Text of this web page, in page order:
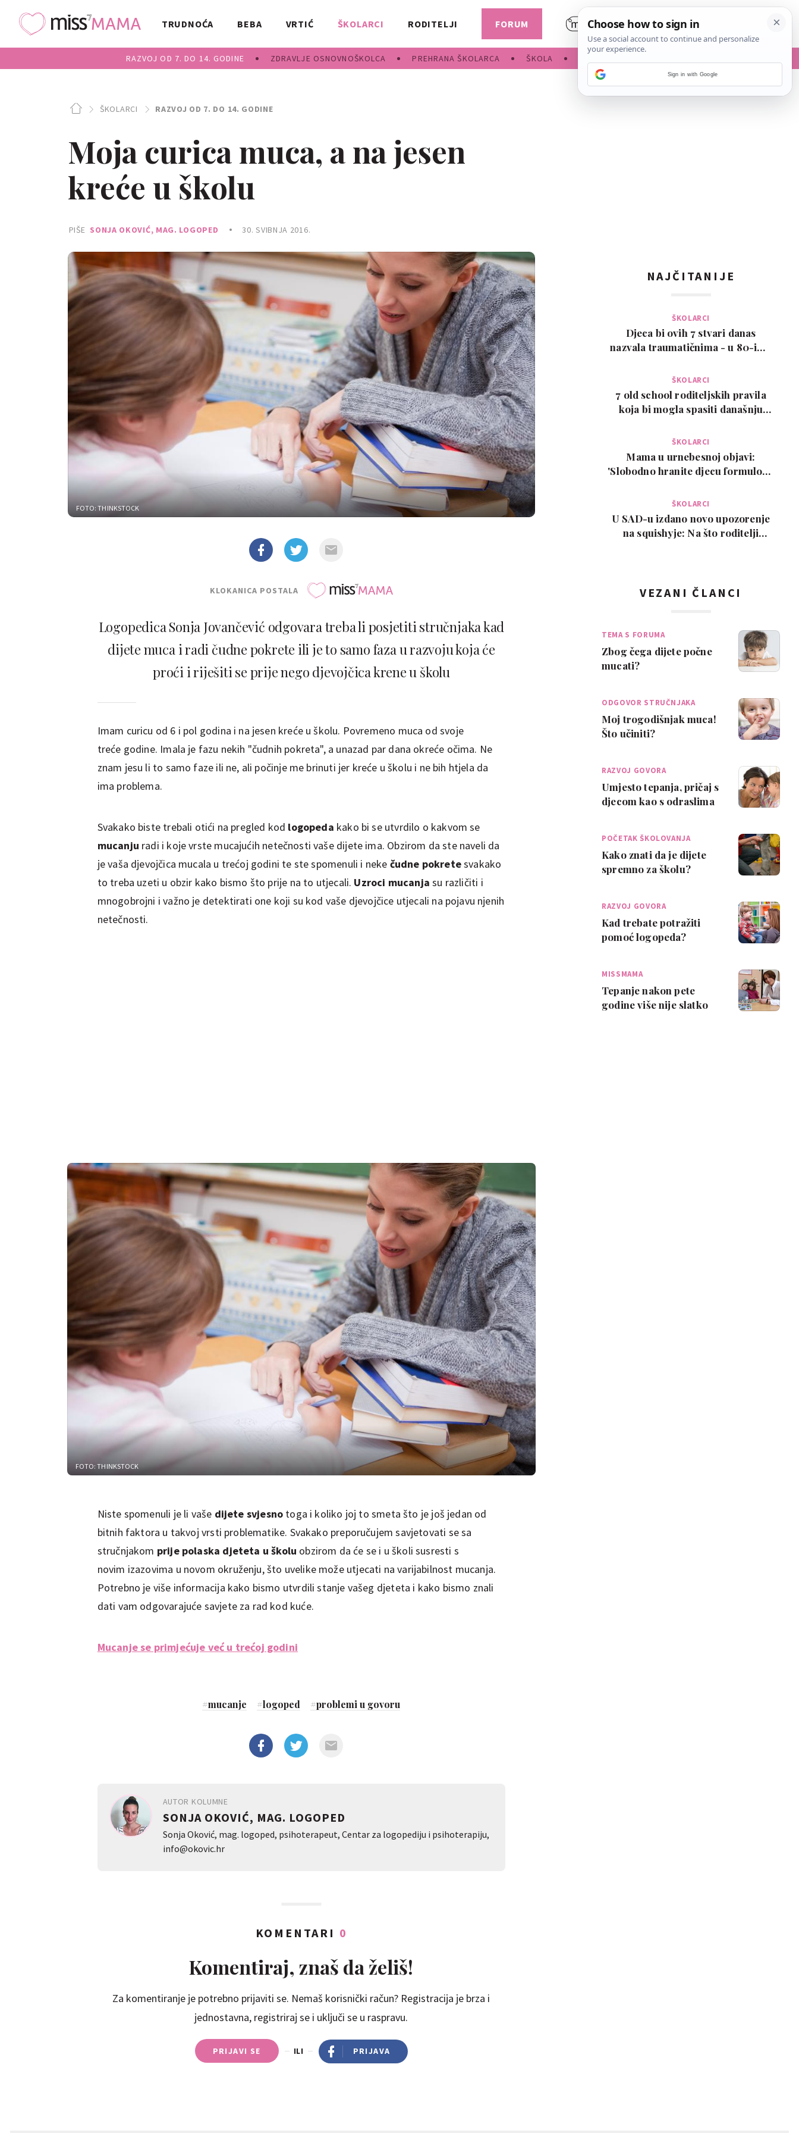
TRUDNOĆA BEBA VRTIĆ ŠKOLARCI
RAZVOJ OD 7. DO 14. GODINE ZDRAVLJE OSNOVNOŠKOLCA PREHRANA ŠKOLARCA ŠKOLA
RODITELJI FORUM
ŠKOLARCI RAZVOJ OD 7. DO 14. GODINE
Moja curica muca, a na jesen
kreće u školu
PIŠE SONJA OKOVIĆ, MAG. LOGOPED 30. SVIBNJA 2016.
FOTO: THINKSTOCK
KLOKANICA POSTALA
Logopedica Sonja Jovančević odgovara treba li posjetiti stručnjaka kad
dijete muca i radi čudne pokrete ili je to samo faza u razvoju koja će
proći i riješiti se prije nego djevojčica krene u školu
Imam curicu od 6 i pol godina i na jesen kreće u školu. Povremeno muca od svoje
treće godine. Imala je fazu nekih "čudnih pokreta", a unazad par dana okreće očima. Ne
znam jesu li to samo faze ili ne, ali počinje me brinuti jer kreće u školu i ne bih htjela da
ima problema.
Svakako biste trebali otići na pregled kod logopeda kako bi se utvrdilo o kakvom se
mucanju radi i koje vrste mucajućih netečnosti vaše dijete ima. Obzirom da ste naveli da
je vaša djevojčica mucala u trećoj godini te ste spomenuli i neke čudne pokretesvakako
to treba uzeti u obzir kako bismo što prije na to utjecali. Uzroci mucanja su različiti i
mnogobrojni i važno je detektirati one koji su kod vaše djevojčice utjecali na pojavu njenih
netečnosti.
FOTO: THINKSTOCK
Niste spomenuli je li vaše dijete svjesno toga i koliko joj to smeta što je još jedan od
bitnih faktora u takvoj vrsti problematike. Svakako preporučujem savjetovati se sa
stručnjakom prije polaska djeteta u školu obzirom da će se i u školi susresti s
novim izazovima u novom okruženju, što uvelike može utjecati na varijabilnost mucanja.
Potrebno je više informacija kako bismo utvrdili stanje vašeg djeteta i kako bismo znali
dati vam odgovarajuće savjete za rad kod kuće.
Mucanje se primjećuje već u trećoj godini
#mucanje #logoped #problemi u govoru
AUTOR KOLUMNE
SONJA OKOVIĆ, MAG. LOGOPED
Sonja Oković, mag. logoped, psihoterapeut, Centar za logopediju i psihoterapiju,
info@okovic.hr
KOMENTARI 0
Komentiraj, znaš da želiš!
Za komentiranje je potrebno prijaviti se. Nemaš korisnički račun? Registracija je brza i
jednostavna, registriraj se i uključi se u raspravu.
PRIJAVI SE ILI PRIJAVA
NAJČITANIJE
ŠKOLARCI
Djeca bi ovih 7 stvari danas
nazvala traumatičnima - u 80-ima
ŠKOLARCI
7 old school roditeljskih pravila
koja bi mogla spasiti današnju
ŠKOLARCI
Mama u urnebesnoj objavi:
'Slobodno hranite djecu formulom.
ŠKOLARCI
U SAD-u izdano novo upozorenje
na squishyje: Na što roditelji
VEZANI ČLANCI
TEMA S FORUMA
Zbog čega dijete počne
mucati?
ODGOVOR STRUČNJAKA
Moj trogodišnjak muca!
Što učiniti?
RAZVOJ GOVORA
Umjesto tepanja, pričaj s
djecom kao s odraslima
POČETAK ŠKOLOVANJA
Kako znati da je dijete
spremno za školu?
RAZVOJ GOVORA
Kad trebate potražiti
pomoć logopeda?
MISSMAMA
Tepanje nakon pete
godine više nije slatko
Sign in with Google